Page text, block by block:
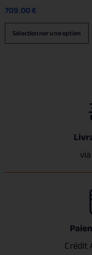
709.00€
Sélectionner une option
Crédit